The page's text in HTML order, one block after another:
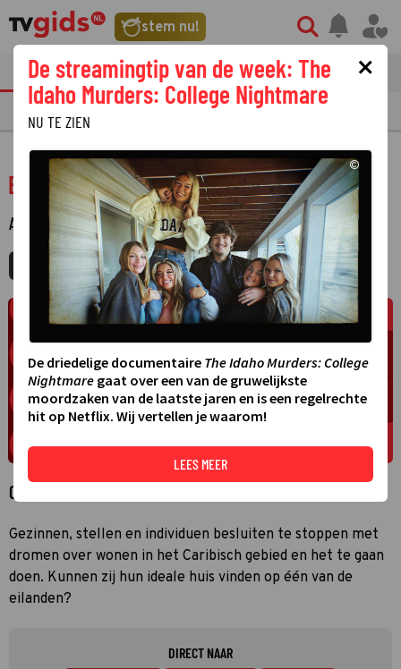
stem nu!
tvgids streaming nieuws
PRIMETIME GEMIST
Bahamas life
AMUSEMENT ·
MIJNGIDS AGENDA DELEN
Over Bahamas life
Gezinnen, stellen en individuen besluiten te stoppen met
dromen over wonen in het Caribisch gebied en het te gaan
doen. Kunnen zij hun ideale huis vinden op één van de
eilanden?
DIRECT NAAR
×
De streamingtip van de week: The
Idaho Murders: College Nightmare
NU TE ZIEN
©
De driedelige documentaire The Idaho Murders: College
Nightmare gaat over een van de gruwelijkste
moordzaken van de laatste jaren en is een regelrechte
hit op Netflix. Wij vertellen je waarom!
LEES MEER